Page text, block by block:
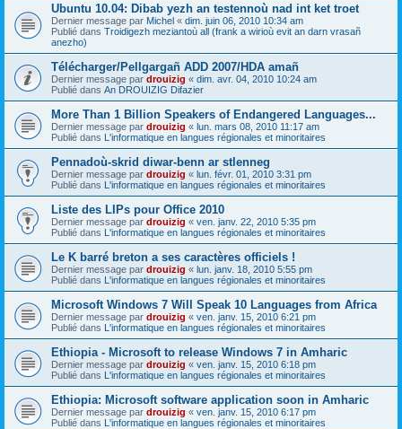
Ubuntu 10.04: Dibab yezh an testennoù nad int ket troet
Dernier message par Michel « dim. juin 06, 2010 10:34 am
Publié dans Troidigezh meziantoù all (frank a wirioù evit an darn vrasañ
anezho)
Télécharger/Pellgargañ ADD 2007/HDA amañ
Dernier message par drouizig « dim. avr. 04, 2010 10:24 am
Publié dans An DROUIZIG Difazier
More Than 1 Billion Speakers of Endangered Languages...
Dernier message par drouizig « lun. mars 08, 2010 11:17 am
Publié dans L'informatique en langues régionales et minoritaires
Pennadoù-skrid diwar-benn ar stlenneg
Dernier message par drouizig « lun. févr. 01, 2010 3:31 pm
Publié dans L'informatique en langues régionales et minoritaires
Liste des LIPs pour Office 2010
Dernier message par drouizig « ven. janv. 22, 2010 5:35 pm
Publié dans L'informatique en langues régionales et minoritaires
Le K barré breton a ses caractères officiels !
Dernier message par drouizig « lun. janv. 18, 2010 5:55 pm
Publié dans L'informatique en langues régionales et minoritaires
Microsoft Windows 7 Will Speak 10 Languages from Africa
Dernier message par drouizig « ven. janv. 15, 2010 6:21 pm
Publié dans L'informatique en langues régionales et minoritaires
Ethiopia - Microsoft to release Windows 7 in Amharic
Dernier message par drouizig « ven. janv. 15, 2010 6:18 pm
Publié dans L'informatique en langues régionales et minoritaires
Ethiopia: Microsoft software application soon in Amharic
Dernier message par drouizig « ven. janv. 15, 2010 6:17 pm
Publié dans L'informatique en langues régionales et minoritaires